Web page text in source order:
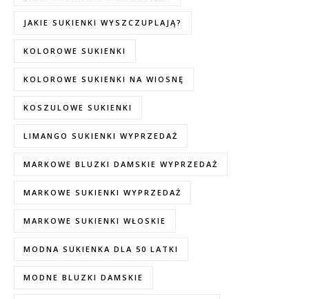
JAKIE SUKIENKI WYSZCZUPLAJĄ?
KOLOROWE SUKIENKI
KOLOROWE SUKIENKI NA WIOSNĘ
KOSZULOWE SUKIENKI
LIMANGO SUKIENKI WYPRZEDAŻ
MARKOWE BLUZKI DAMSKIE WYPRZEDAŻ
MARKOWE SUKIENKI WYPRZEDAŻ
MARKOWE SUKIENKI WŁOSKIE
MODNA SUKIENKA DLA 50 LATKI
MODNE BLUZKI DAMSKIE